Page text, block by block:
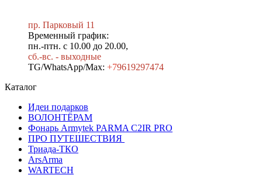
пр. Парковый 11
Временный график:
пн.-птн. с 10.00 до 20.00,
сб.-вс. - выходные
TG/WhatsApp/Max: +79619297474
Каталог
Идеи подарков
ВОЛОНТЁРАМ
Фонарь Armytek PARMA C2IR PRO
ПРО ПУТЕШЕСТВИЯ
Триада-ТКО
ArsArma
WARTECH